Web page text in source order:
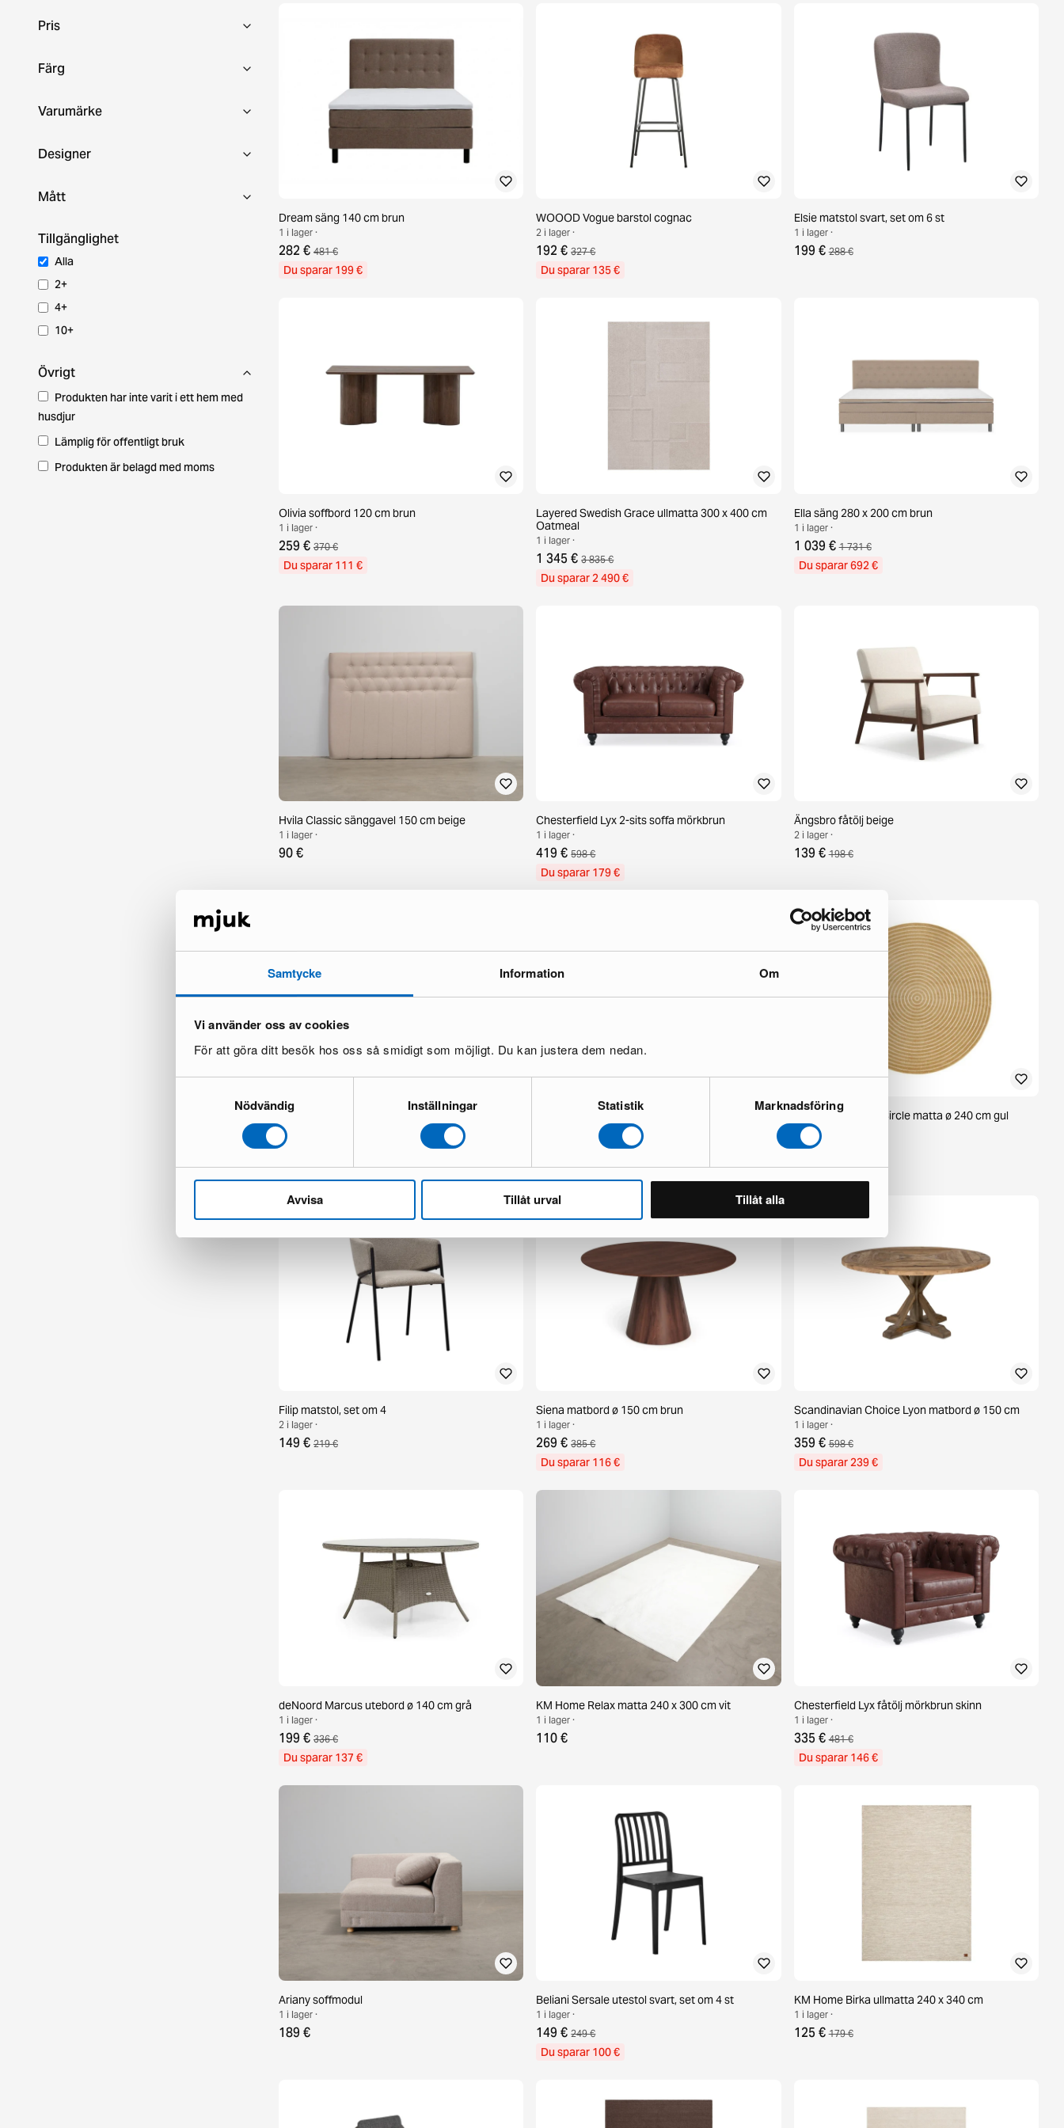
Samtycke Information Om
Vi använder oss av cookies
För att göra ditt besök hos oss så smidigt som möjligt. Du kan justera dem nedan.
Nödvändig Inställningar Statistik Marknadsföring
Avvisa Tillåt urval Tillåt alla
Pris
Färg
Varumärke
Designer
Mått
Tillgänglighet
Alla
2+
4+
10+
Övrigt
Produkten har inte varit i ett hem med
husdjur
Lämplig för offentligt bruk
Produkten är belagd med moms
Dream säng 140 cm brun
1 i lager ·
282 € 481 €
Du sparar 199 €
WOOOD Vogue barstol cognac
2 i lager ·
192 € 327 €
Du sparar 135 €
Elsie matstol svart, set om 6 st
1 i lager ·
199 € 288 €
Olivia soffbord 120 cm brun
1 i lager ·
259 € 370 €
Du sparar 111 €
Layered Swedish Grace ullmatta 300 x 400 cm
Oatmeal
1 i lager ·
1 345 € 3 835 €
Du sparar 2 490 €
Ella säng 280 x 200 cm brun
1 i lager ·
1 039 € 1 731 €
Du sparar 692 €
Hvila Classic sänggavel 150 cm beige
1 i lager ·
90 €
Chesterfield Lyx 2-sits soffa mörkbrun
1 i lager ·
419 € 598 €
Du sparar 179 €
Ängsbro fåtölj beige
2 i lager ·
139 € 198 €
Chesterfield Lyx fåtölj mörkbrun skinn
1 i lager ·
335 €
Du sparar 146 € Du sparar 279 €
KM Home Hawaii Circle matta ø 240 cm gul
1 i lager ·
85 €
Filip matstol, set om 4
2 i lager ·
149 € 219 €
Siena matbord ø 150 cm brun
1 i lager ·
269 € 385 €
Du sparar 116 €
Scandinavian Choice Lyon matbord ø 150 cm
1 i lager ·
359 € 598 €
Du sparar 239 €
deNoord Marcus utebord ø 140 cm grå
1 i lager ·
199 € 336 €
Du sparar 137 €
KM Home Relax matta 240 x 300 cm vit
1 i lager ·
110 €
Chesterfield Lyx fåtölj mörkbrun skinn
1 i lager ·
335 € 481 €
Du sparar 146 €
Ariany soffmodul
1 i lager ·
189 €
Beliani Sersale utestol svart, set om 4 st
1 i lager ·
149 € 249 €
Du sparar 100 €
KM Home Birka ullmatta 240 x 340 cm
1 i lager ·
125 € 179 €